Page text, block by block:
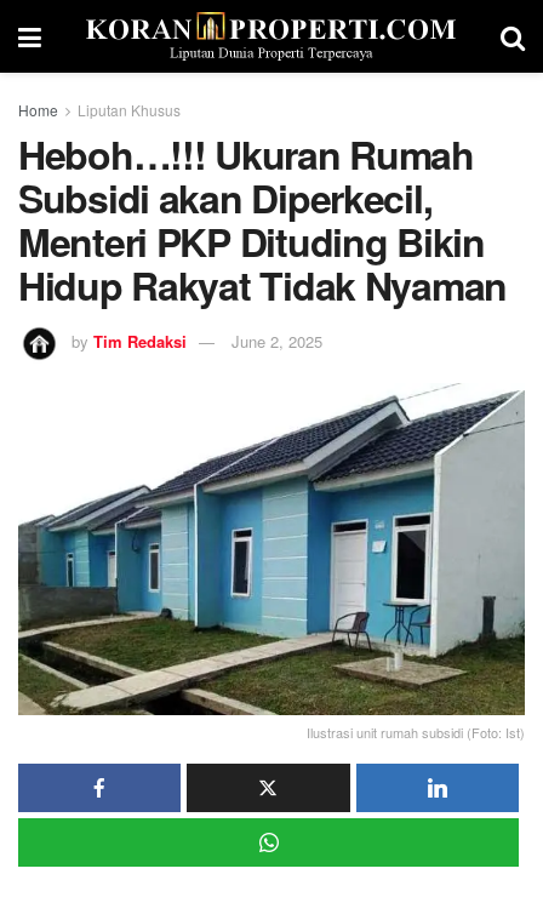
Home Liputan Khusus
Heboh…!!! Ukuran Rumah
Subsidi akan Diperkecil,
Menteri PKP Dituding Bikin
Hidup Rakyat Tidak Nyaman
by Tim Redaksi June 2, 2025
Ilustrasi unit rumah subsidi (Foto: Ist)